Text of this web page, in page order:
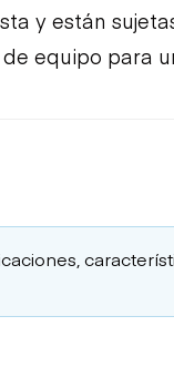
y están
equipo para